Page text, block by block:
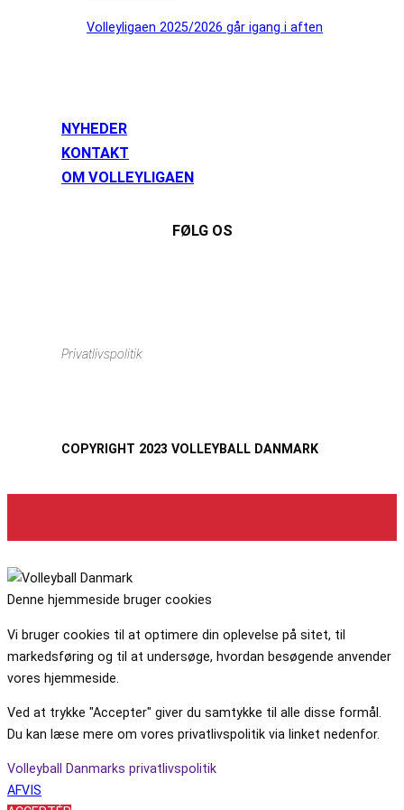
Volleyligaen 2025/2026 går igang i aften
NYHEDER
KONTAKT
OM VOLLEYLIGAEN
FØLG OS
Privatlivspolitik
COPYRIGHT 2023 VOLLEYBALL DANMARK
Denne hjemmeside bruger cookies
Vi bruger cookies til at optimere din oplevelse på sitet, til
markedsføring og til at undersøge, hvordan besøgende anvender
vores hjemmeside.
Ved at trykke "Accepter" giver du samtykke til alle disse formål.
Du kan læse mere om vores privatlivspolitik via linket nedenfor.
Volleyball Danmarks privatlivspolitik
AFVIS